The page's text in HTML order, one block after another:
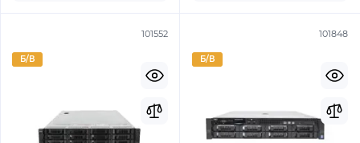
101552
Б/В
101848
Б/В